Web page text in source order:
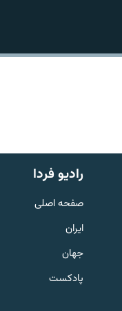
English
به ما بپیوندید
رادیو فردا
صفحه اصلی
ایران
جهان
پادکست